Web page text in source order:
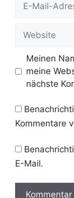
Mail-
Meinen
meine
nächste
Kommentare
E-Mail.